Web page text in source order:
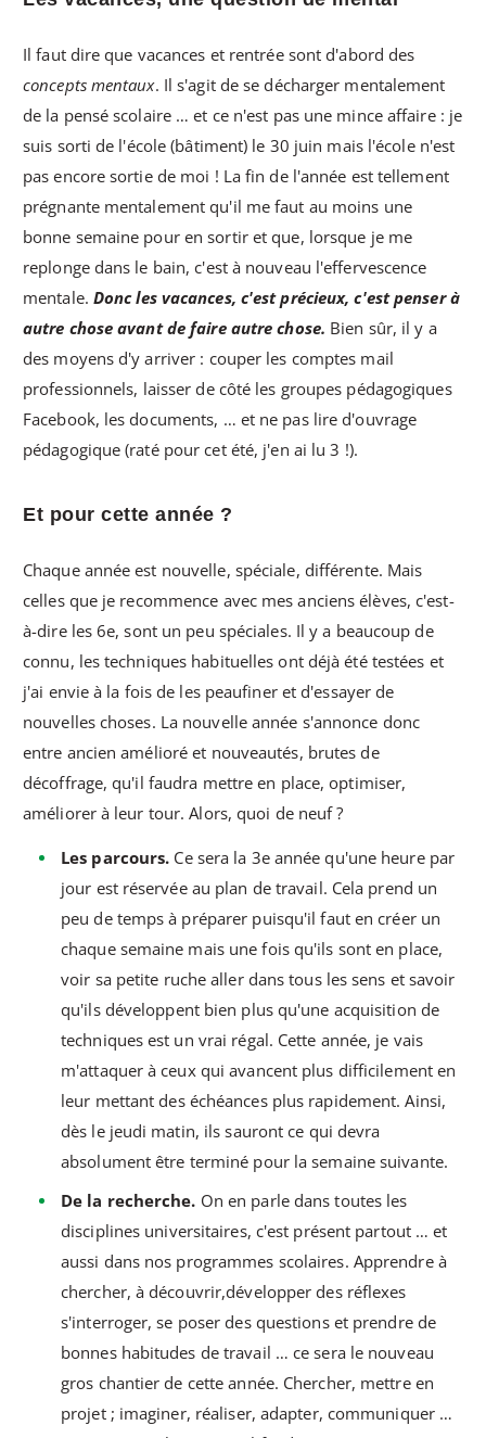
Il faut dire que vacances et rentrée sont d'abord des
concepts mentaux. Il s'agit de se décharger mentalement
de la pensé scolaire … et ce n'est pas une mince affaire : je
suis sorti de l'école (bâtiment) le 30 juin mais l'école n'est
pas encore sortie de moi ! La fin de l'année est tellement
prégnante mentalement qu'il me faut au moins une
bonne semaine pour en sortir et que, lorsque je me
replonge dans le bain, c'est à nouveau l'effervescence
mentale. Donc les vacances, c'est précieux, c'est penser à
autre chose avant de faire autre chose. Bien sûr, il y a
des moyens d'y arriver : couper les comptes mail
professionnels, laisser de côté les groupes pédagogiques
Facebook, les documents, … et ne pas lire d'ouvrage
pédagogique (raté pour cet été, j'en ai lu 3 !).
Et pour cette année ?
Chaque année est nouvelle, spéciale, différente. Mais
celles que je recommence avec mes anciens élèves, c'est-
à-dire les 6e, sont un peu spéciales. Il y a beaucoup de
connu, les techniques habituelles ont déjà été testées et
j'ai envie à la fois de les peaufiner et d'essayer de
nouvelles choses. La nouvelle année s'annonce donc
entre ancien amélioré et nouveautés, brutes de
décoffrage, qu'il faudra mettre en place, optimiser,
améliorer à leur tour. Alors, quoi de neuf ?
Les parcours. Ce sera la 3e année qu'une heure par
jour est réservée au plan de travail. Cela prend un
peu de temps à préparer puisqu'il faut en créer un
chaque semaine mais une fois qu'ils sont en place,
voir sa petite ruche aller dans tous les sens et savoir
qu'ils développent bien plus qu'une acquisition de
techniques est un vrai régal. Cette année, je vais
m'attaquer à ceux qui avancent plus difficilement en
leur mettant des échéances plus rapidement. Ainsi,
dès le jeudi matin, ils sauront ce qui devra
absolument être terminé pour la semaine suivante.
De la recherche. On en parle dans toutes les
disciplines universitaires, c'est présent partout … et
aussi dans nos programmes scolaires. Apprendre à
chercher, à découvrir,développer des réflexes
s'interroger, se poser des questions et prendre de
bonnes habitudes de travail … ce sera le nouveau
gros chantier de cette année. Chercher, mettre en
projet ; imaginer, réaliser, adapter, communiquer …